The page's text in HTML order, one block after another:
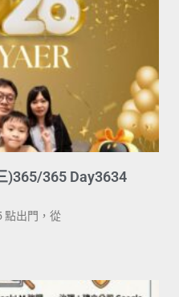
)365/365 Day3634
點出門，從